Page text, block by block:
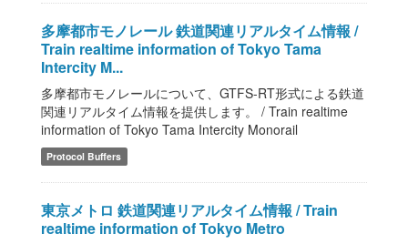
多摩都市モノレール 鉄道関連リアルタイム情報 /
Train realtime information of Tokyo Tama
Intercity M...
多摩都市モノレールについて、GTFS-RT形式による鉄道
関連リアルタイム情報を提供します。 / Train realtime
information of Tokyo Tama Intercity Monorail
Protocol Buffers
東京メトロ 鉄道関連リアルタイム情報 / Train
realtime information of Tokyo Metro